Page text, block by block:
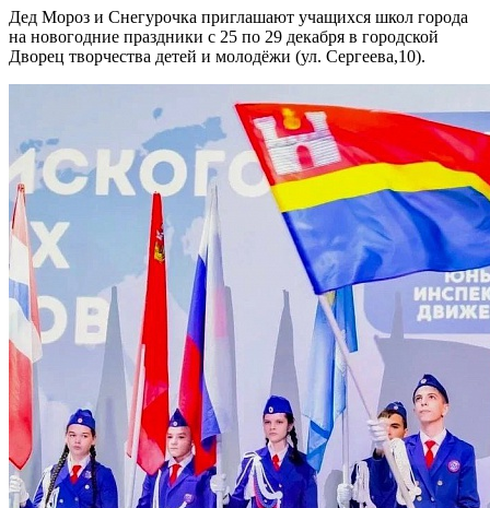
Дед Мороз и Снегурочка приглашают учащихся школ города
на новогодние праздники с 25 по 29 декабря в городской
Дворец творчества детей и молодёжи (ул. Сергеева,10).